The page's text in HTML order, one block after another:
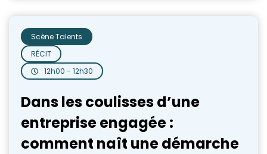
12h00 - 12h30
RÉCIT
Scène Talents
Dans les coulisses d’une
entreprise engagée :
comment naît une démarche